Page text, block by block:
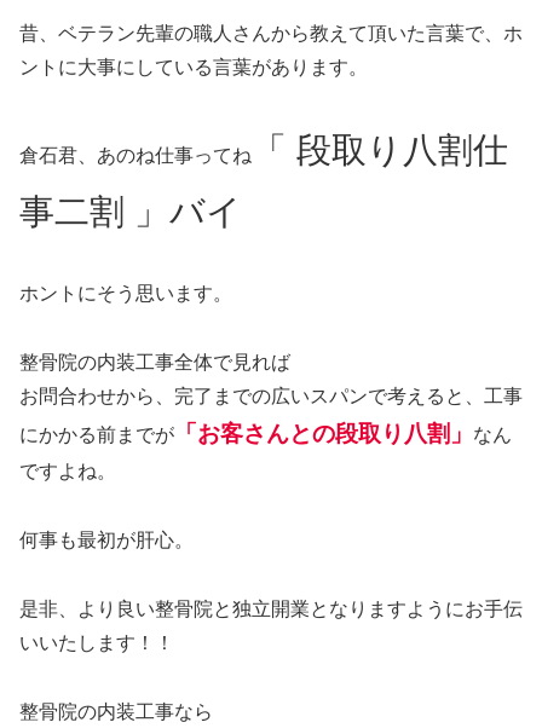
昔、ベテラン先輩の職人さんから教えて頂いた言葉で、ホ
ントに大事にしている言葉があります。
倉石君、あのね仕事ってね
「 段取り八割仕
事二割 」バイ
ホントにそう思います。
整骨院の内装工事全体で見れば
お問合わせから、完了までの広いスパンで考えると、工事
にかかる前までが
「お客さんとの段取り八割」
なん
ですよね。
何事も最初が肝心。
是非、より良い整骨院と独立開業となりますようにお手伝
いいたします！！
整骨院の内装工事なら